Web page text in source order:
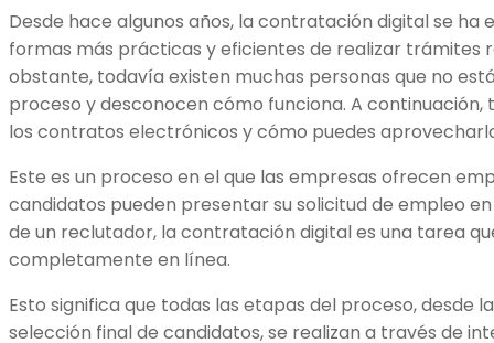
Desde hace algunos años, la contratación digital se ha
formas más prácticas y eficientes de realizar trámites
obstante, todavía existen muchas personas que no
proceso y desconocen cómo funciona. A
los contratos electrónicos y cómo puedes
Este es un proceso en el que las empresas ofrecen
candidatos pueden presentar su solicitud de empleo
de un reclutador, la contratación digital es una tarea
completamente en línea.
Esto significa que todas las etapas del proceso, desde
selección final de candidatos, se realizan a través de